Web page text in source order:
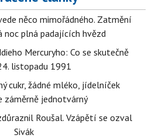
něco mimořádného. Zatmění
noc plná padajících hvězd
Mercuryho: Co se skutečně
listopadu 1991
cukr, žádné mléko, jídelníček
záměrně jednotvárný
Roušal. Vzápětí se ozval
Sivák